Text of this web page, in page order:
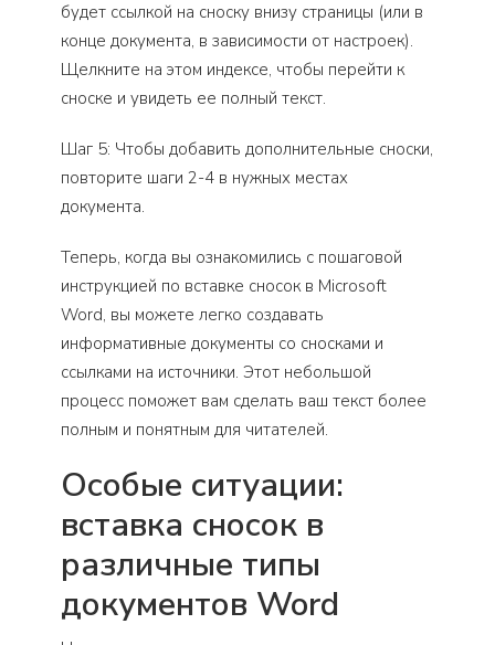
будет ссылкой на сноску внизу страницы (или в
конце документа, в зависимости от настроек).
Щелкните на этом индексе, чтобы перейти к
сноске и увидеть ее полный текст.
Шаг 5: Чтобы добавить дополнительные сноски,
повторите шаги 2-4 в нужных местах
документа.
Теперь, когда вы ознакомились с пошаговой
инструкцией по вставке сносок в Microsoft
Word, вы можете легко создавать
информативные документы со сносками и
ссылками на источники. Этот небольшой
процесс поможет вам сделать ваш текст более
полным и понятным для читателей.
Особые ситуации:
вставка сносок в
различные типы
документов Word